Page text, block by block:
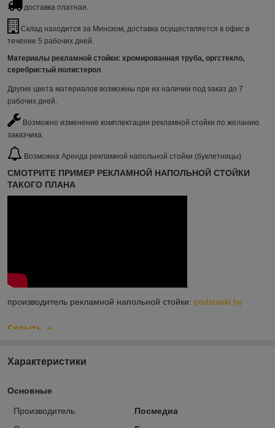
доставка платная.
Склад находится за Минском, доставка осуществляется в офис в
течение 5 рабочих дней.
Материалы рекламной стойки: хромированная труба, оргстекло,
серебристый полистерол
Другие цвета материалов возможны при их наличии под заказ до 7
рабочих дней.
Возможно изменение комплектации рекламной стойки по желанию
заказчика.
Возможна Аренда рекламной напольной стойки (буклетницы)
СМОТРИТЕ ПРИМЕР РЕКЛАМНОЙ НАПОЛЬНОЙ СТОЙКИ
ТАКОГО ПЛАНА
.
производитель рекламной напольной стойки: podstavki.by
Скрыть
Характеристики
Основные
Производитель
Посмедиа